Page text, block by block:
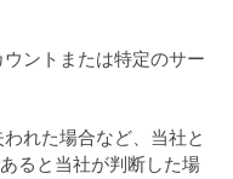
ントまたは特定のサー
れた場合など、当社と
ると当社が判断した場